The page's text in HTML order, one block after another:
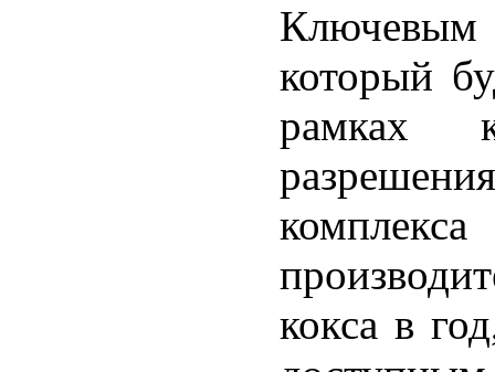
Ключевым
который
рамках
кокса в